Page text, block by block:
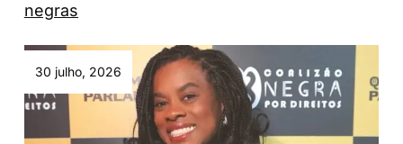
negras
30 julho, 2026